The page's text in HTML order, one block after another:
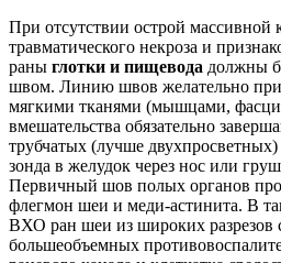
При отсутствии острой массивной
травматического некроза и
раны глотки и пищевода должны
швом. Линию швов желательно
мягкими тканями (мышцами,
вмешательства обязательно
трубчатых (лучше
зонда в желудок через нос или
Первичный шов полых органов
флегмон шеи и меди-астинита. В
ВХО ран шеи из широких разрезов
большеобъемных